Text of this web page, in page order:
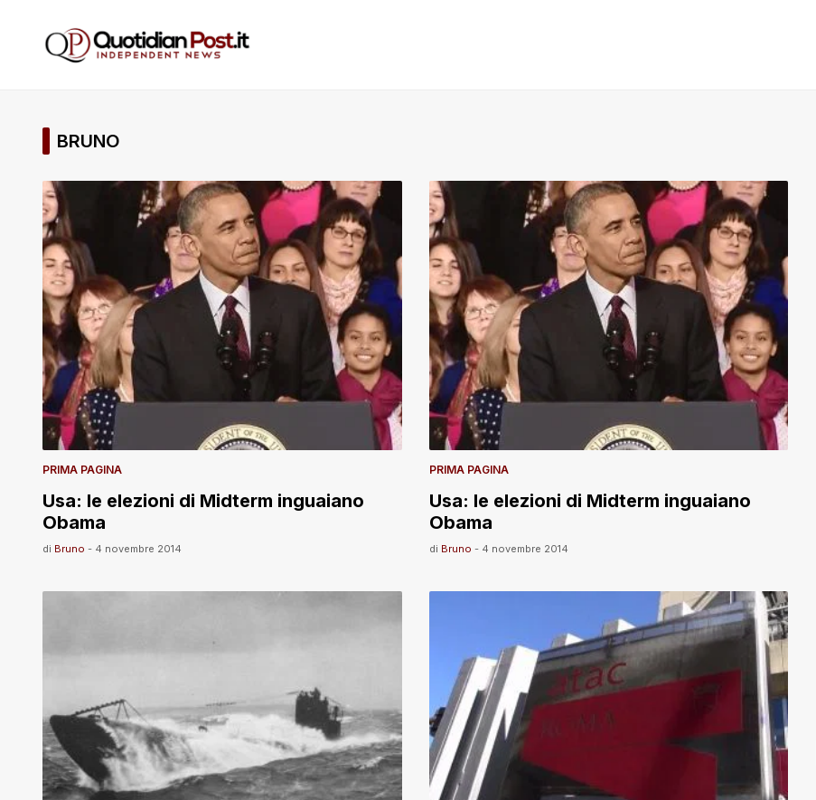
BRUNO
PRIMA PAGINA
Usa: le elezioni di Midterm inguaiano
Obama
di Bruno - 4 novembre 2014
PRIMA PAGINA
Usa: le elezioni di Midterm inguaiano
Obama
di Bruno - 4 novembre 2014